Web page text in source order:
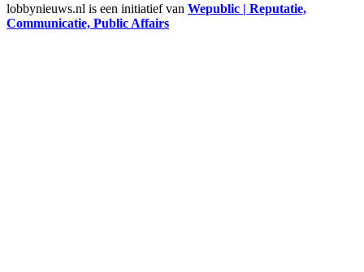
lobbynieuws.nl is een initiatief van Wepublic | Reputatie,
Communicatie, Public Affairs